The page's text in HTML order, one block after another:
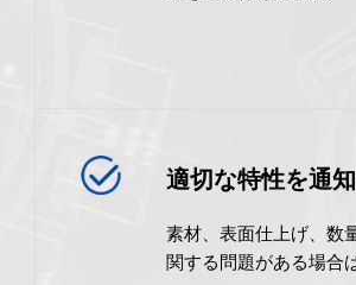
適切な特性を通
素材、表面仕上げ、数
関する問題がある場合